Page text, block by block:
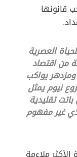
قانونها
العصرية
من اقتصاد
يواكب
نيوم يمثل
تقليدية
غير مفهوم